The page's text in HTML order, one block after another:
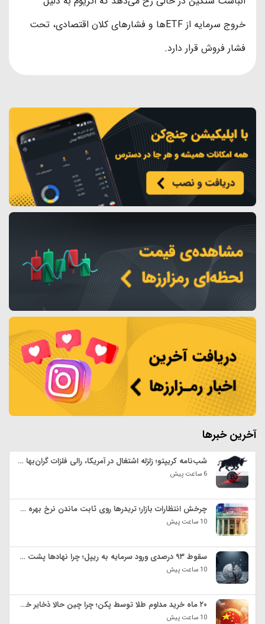
خروج سرمایه از ETFها و فشارهای کلان اقتصادی، تحت
فشار فروش قرار دارد.
آخرین خبرها
شب‌نامه کریپتو؛ زلزله اشتغال در آمریکا، رالی فلزات گران‌بها و سایه ژئوپلیتیک!
6 ساعت پیش
چرخش انتظارات بازار؛ تریدرها روی ثابت ماندن نرخ بهره در سپتامبر شرط بستند
10 ساعت پیش
سقوط ۹۳ درصدی ورود سرمایه به ریپل؛ چرا نهادها پشت XRP را خالی کردند؟
10 ساعت پیش
۲۰ ماه خرید مداوم طلا توسط پکن؛ چرا چین حالا ذخایر خود را از لندن خارج می‌کند؟
10 ساعت پیش